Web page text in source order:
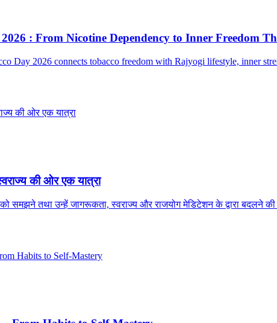
: From Nicotine Dependency to Inner Freedom
Day 2026 connects tobacco freedom with Rajyogi lifestyle, inner
की ओर एक यात्रा
समझने तथा उन्हें जागरूकता, स्वराज्य और राजयोग मेडिटेशन के द्वारा बदलने